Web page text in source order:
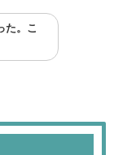
た。こ